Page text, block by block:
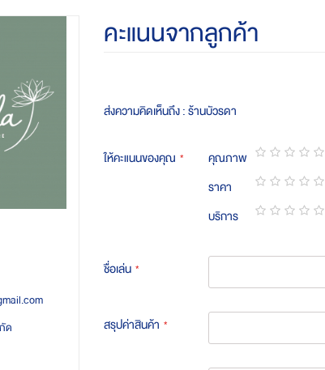
ด
คะแนนจากลูกค้า
ส่งความคิดเห็นถึง : ร้านบัวรดา
ให้คะแนนของคุณ คุณภาพ
1
star
2
stars
3
stars
4
stars
5
stars
ราคา
1
star
2
stars
3
stars
4
stars
5
stars
บริการ
ชื่อเล่น
สรุปค่าสินค้า